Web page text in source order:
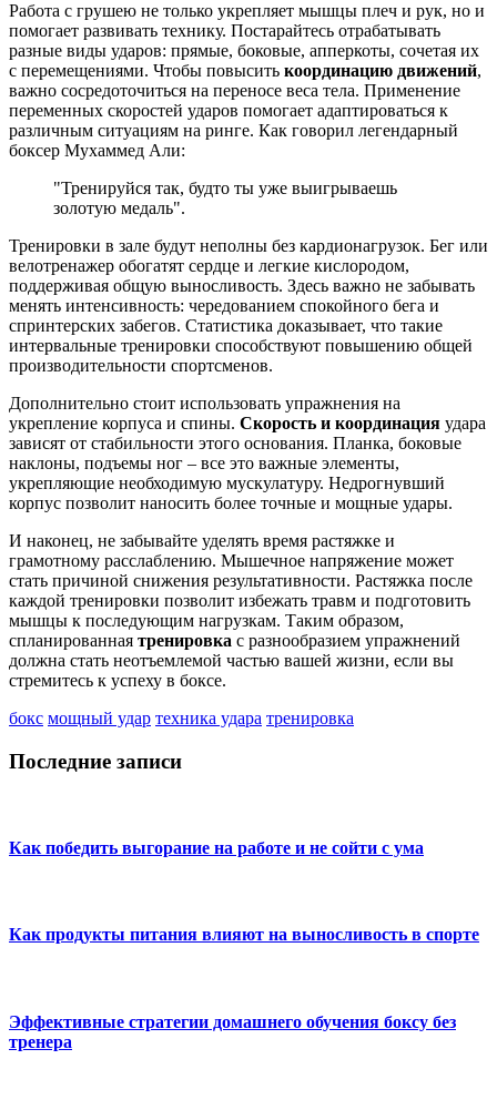
Работа с грушею не только укрепляет мышцы плеч и рук, но и
помогает развивать технику. Постарайтесь отрабатывать
разные виды ударов: прямые, боковые, апперкоты, сочетая их
с перемещениями. Чтобы повысить координацию движений,
важно сосредоточиться на переносе веса тела. Применение
переменных скоростей ударов помогает адаптироваться к
различным ситуациям на ринге. Как говорил легендарный
боксер Мухаммед Али:
"Тренируйся так, будто ты уже выигрываешь
золотую медаль".
Тренировки в зале будут неполны без кардионагрузок. Бег или
велотренажер обогатят сердце и легкие кислородом,
поддерживая общую выносливость. Здесь важно не забывать
менять интенсивность: чередованием спокойного бега и
спринтерских забегов. Статистика доказывает, что такие
интервальные тренировки способствуют повышению общей
производительности спортсменов.
Дополнительно стоит использовать упражнения на
укрепление корпуса и спины. Скорость и координация удара
зависят от стабильности этого основания. Планка, боковые
наклоны, подъемы ног – все это важные элементы,
укрепляющие необходимую мускулатуру. Недрогнувший
корпус позволит наносить более точные и мощные удары.
И наконец, не забывайте уделять время растяжке и
грамотному расслаблению. Мышечное напряжение может
стать причиной снижения результативности. Растяжка после
каждой тренировки позволит избежать травм и подготовить
мышцы к последующим нагрузкам. Таким образом,
спланированная тренировка с разнообразием упражнений
должна стать неотъемлемой частью вашей жизни, если вы
стремитесь к успеху в боксе.
бокс мощный удар техника удара тренировка
Последние записи
Как победить выгорание на работе и не сойти с ума
Как продукты питания влияют на выносливость в спорте
Эффективные стратегии домашнего обучения боксу без
тренера